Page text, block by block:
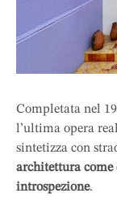
Completata nel
l’ultima opera
sintetizza con
architettura come
introspezione.